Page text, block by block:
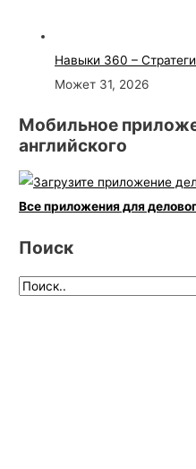
Навыки 360 –
Может 31, 2026
Мобильное
английского
Все приложения для
Поиск